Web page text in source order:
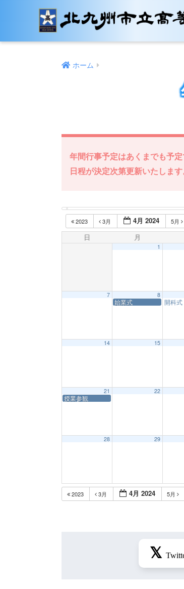
ホーム
年間行事予定はあくまでも予
日程が決定次第更新いたします
2023 3月 4月 2024 5月
日 月
1
7 8
始業式 開科
14 15
21
授業参観
22
28 29
2023 3月 4月 2024 5月